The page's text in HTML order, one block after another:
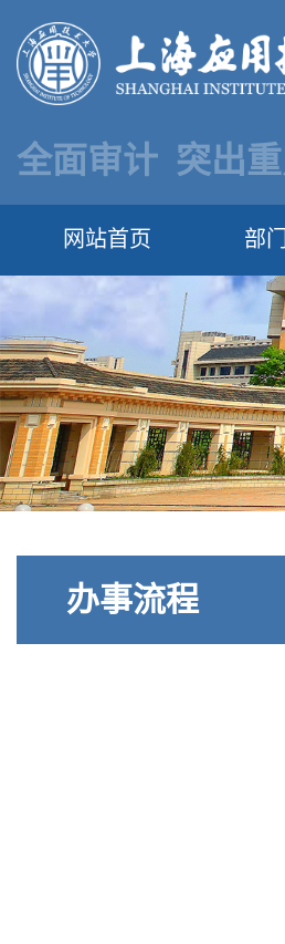
全面审计 突出
网站首页 部
办事流程